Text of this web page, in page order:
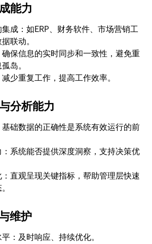
能力
成：如ERP、财务软件、市场营销工
联动。
保信息的实时同步和一致性，避免重
岛。
少重复工作，提高工作效率。
分析能力
础数据的正确性是系统有效运行的前
系统能否提供深度洞察，支持决策优
直观呈现关键指标，帮助管理层快速
维护
：及时响应、持续优化。